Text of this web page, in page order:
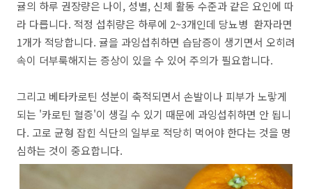
귤의 하루 권장량은 나이, 성별, 신체 활동 수준과 같은 요인에 따
라 다릅니다. 적정 섭취량은 하루에 2~3개인데 당뇨병 환자라면
1개가 적당합니다. 귤을 과잉섭취하면 습담증이 생기면서 오히려
속이 더부룩해지는 증상이 있을 수 있어 주의가 필요합니다.
그리고 베타카로틴 성분이 축적되면서 손발이나 피부가 노랗게
되는 '카로틴 혈증'이 생길 수 있기 때문에 과잉섭취하면 안 됩니
다. 고로 균형 잡힌 식단의 일부로 적당히 먹어야 한다는 것을 명
심하는 것이 중요합니다.